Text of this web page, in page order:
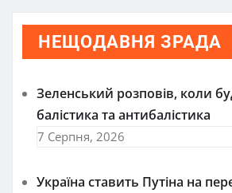
НЕЩОДАВНЯ ЗРАДА
Зеленський розповів, коли
балістика та антибалістика
7 Серпня, 2026
Україна ставить Путіна на